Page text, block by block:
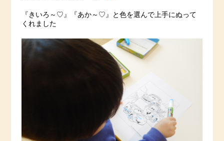
『きいろ～♡』『あか～♡』と色を選んで上手にぬって
くれました